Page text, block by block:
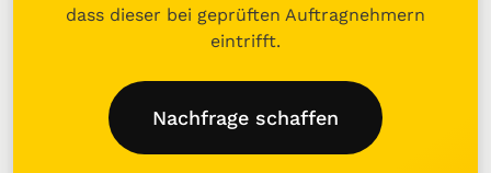
dass dieser bei geprüften Auftragnehmern
eintrifft.
Nachfrage schaffen